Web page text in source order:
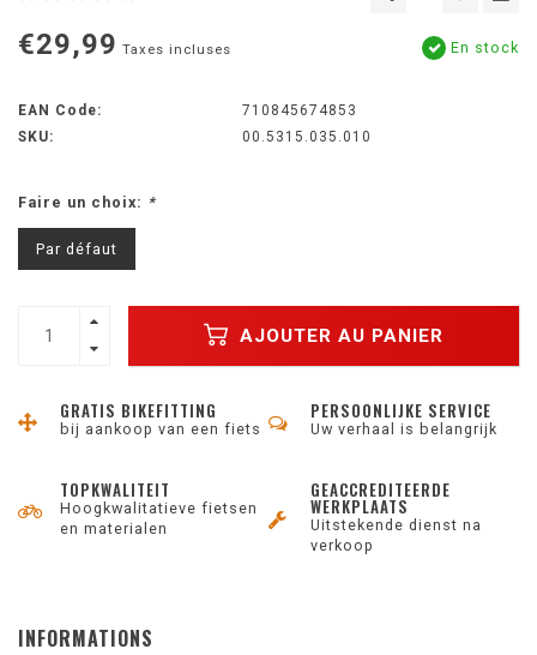
€29,99 Taxes incluses En stock
EAN Code:
710845674853
SKU:
00.5315.035.010
Faire un choix: *
Par défaut
AJOUTER AU PANIER
GRATIS BIKEFITTING
bij aankoop van een fiets
PERSOONLIJKE SERVICE
Uw verhaal is belangrijk
TOPKWALITEIT
Hoogkwalitatieve fietsen
en materialen
GEACCREDITEERDE
WERKPLAATS
Uitstekende dienst na
verkoop
INFORMATIONS